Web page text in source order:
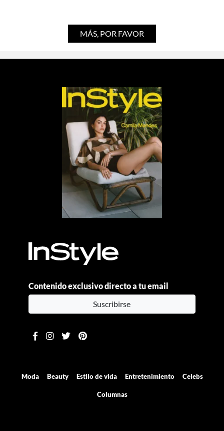
MÁS, POR FAVOR
Contenido exclusivo directo a tu email
Suscribirse
Moda Beauty Estilo de vida Entretenimiento Celebs
Columnas